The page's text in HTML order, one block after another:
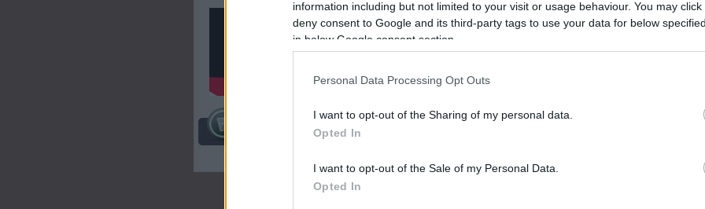
information including but not limited to your visit or usage behaviour. You may
deny consent to Google and its third-party tags to use your data for below
in below Google consent section.
Personal Data Processing Opt Outs
I want to opt-out of the Sharing of my personal data.
Opted In
I want to opt-out of the Sale of my Personal Data.
Opted In
tovább »
Tetszik
SÜTI BEÁLLÍTÁSOK